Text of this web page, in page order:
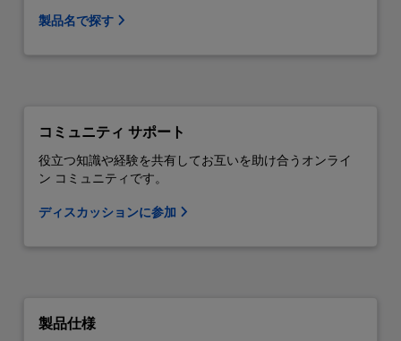
製品名で探す
コミュニティ サポート
役立つ知識や経験を共有してお互いを助け合うオンライ
ン コミュニティです。
ディスカッションに参加
製品仕様